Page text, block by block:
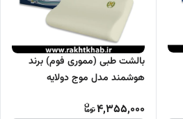
بالشت طبی (مموری فوم) برند
هوشمند مدل موج دولایه
4,355,000